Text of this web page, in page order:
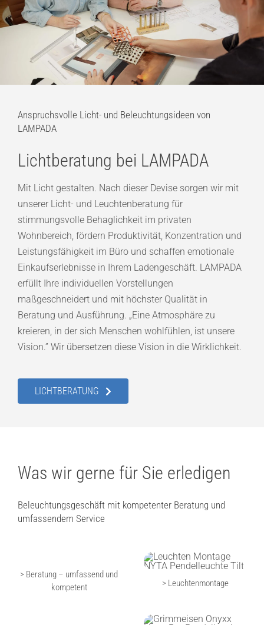
Anspruchsvolle Licht- und Beleuchtungsideen von
LAMPADA
Lichtberatung bei LAMPADA
Mit Licht gestalten. Nach dieser Devise sorgen wir mit
unserer Licht- und Leuchtenberatung für
stimmungsvolle Behaglichkeit im privaten
Wohnbereich, fördern Produktivität, Konzentration und
Leistungsfähigkeit im Büro und schaffen emotionale
Einkaufserlebnisse in Ihrem Ladengeschäft. LAMPADA
erfüllt Ihre individuellen Vorstellungen
maßgeschneidert und mit höchster Qualität in
Beratung und Ausführung. „Eine Atmosphäre zu
kreieren, in der sich Menschen wohlfühlen, ist unsere
Vision.” Wir übersetzen diese Vision in die Wirklichkeit.
LICHTBERATUNG
Was wir gerne für Sie erledigen
Beleuchtungsgeschäft mit kompetenter Beratung und
umfassendem Service
> Beratung – umfassend und
kompetent
> Leuchtenmontage